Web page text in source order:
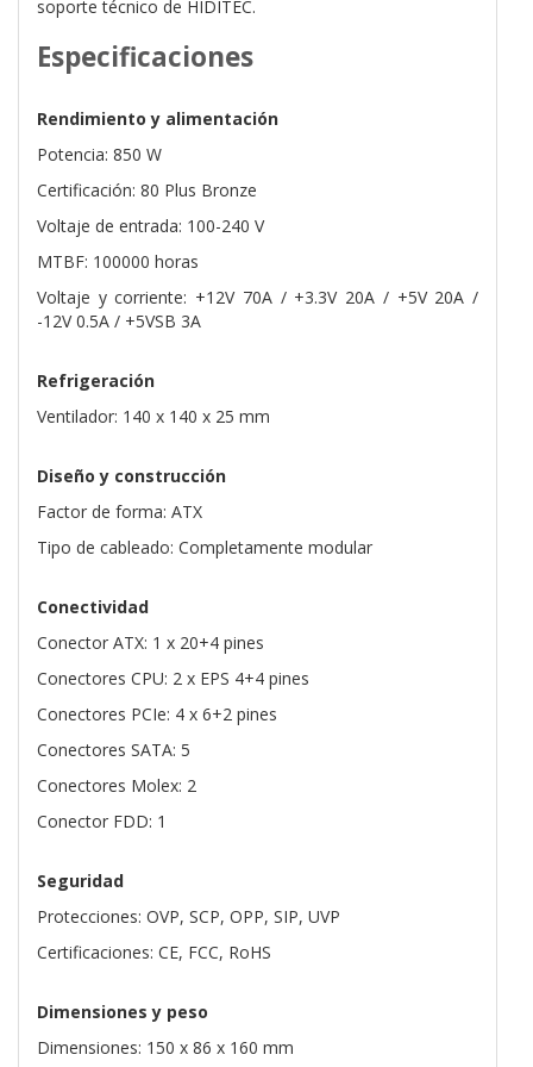
soporte técnico de HIDITEC.
Especificaciones
Rendimiento y alimentación
Potencia: 850 W
Certificación: 80 Plus Bronze
Voltaje de entrada: 100-240 V
MTBF: 100000 horas
Voltaje y corriente: +12V 70A / +3.3V 20A / +5V 20A /
-12V 0.5A / +5VSB 3A
Refrigeración
Ventilador: 140 x 140 x 25 mm
Diseño y construcción
Factor de forma: ATX
Tipo de cableado: Completamente modular
Conectividad
Conector ATX: 1 x 20+4 pines
Conectores CPU: 2 x EPS 4+4 pines
Conectores PCIe: 4 x 6+2 pines
Conectores SATA: 5
Conectores Molex: 2
Conector FDD: 1
Seguridad
Protecciones: OVP, SCP, OPP, SIP, UVP
Certificaciones: CE, FCC, RoHS
Dimensiones y peso
Dimensiones: 150 x 86 x 160 mm